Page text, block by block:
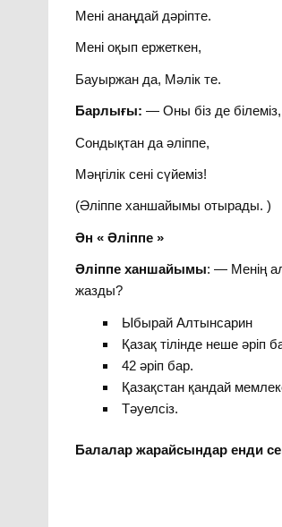
Мені анаңдай дәріпте.
Мені оқып ержеткен,
Бауыржан да, Мәлік те.
Барлығы: — Оны біз де білеміз,
Сондықтан да әліппе,
Мәңгілік сені сүйеміз!
(Әліппе ханшайымы отырады. )
Ән « Әліппе »
Әліппе ханшайымы: — Менің
жазды?
Ыбырай Алтынсарин
Қазақ тілінде неше әріп
42 әріп бар.
Қазақстан қандай
Тәуелсіз.
Балалар жарайсындар енди